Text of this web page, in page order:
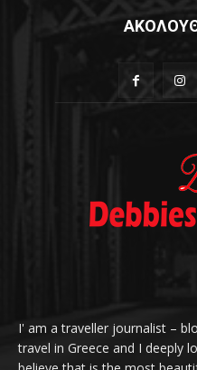
I' am a traveller journalist –
travel in Greece and I deeply